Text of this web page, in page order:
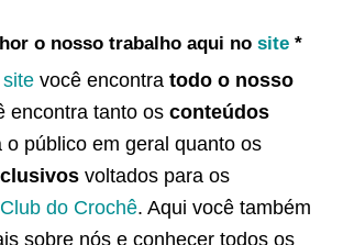
o nosso trabalho aqui no site *
você encontra todo o nosso
encontra tanto os conteúdos
o público em geral quanto os
voltados para os
Club do Crochê. Aqui você também
sobre nós e conhecer todos os